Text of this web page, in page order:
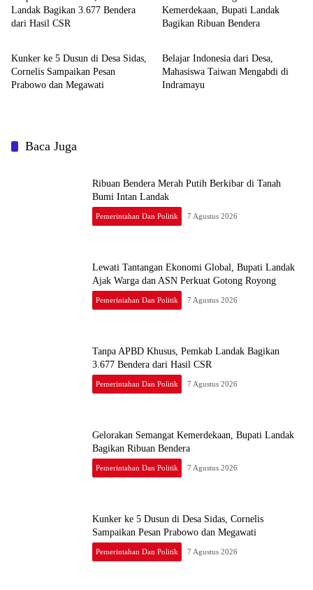
Landak Bagikan 3.677 Bendera
dari Hasil CSR
Kemerdekaan, Bupati Landak
Bagikan Ribuan Bendera
Pemerintahan dan Politik
Kunker ke 5 Dusun di Desa Sidas,
Cornelis Sampaikan Pesan
Prabowo dan Megawati
Pemerintahan dan Politik
Belajar Indonesia dari Desa,
Mahasiswa Taiwan Mengabdi di
Baca Juga
Ribuan Bendera Merah Putih Berkibar di Tanah
Bumi Intan Landak
Pemerintahan Dan Politik 7 Agustus 2026
Lewati Tantangan Ekonomi Global, Bupati Landak
Ajak Warga dan ASN Perkuat Gotong Royong
Pemerintahan Dan Politik 7 Agustus 2026
Tanpa APBD Khusus, Pemkab Landak Bagikan
3.677 Bendera dari Hasil CSR
Pemerintahan Dan Politik 7 Agustus 2026
Gelorakan Semangat Kemerdekaan, Bupati Landak
Bagikan Ribuan Bendera
Pemerintahan Dan Politik 7 Agustus 2026
Kunker ke 5 Dusun di Desa Sidas, Cornelis
Sampaikan Pesan Prabowo dan Megawati
Pemerintahan Dan Politik 7 Agustus 2026